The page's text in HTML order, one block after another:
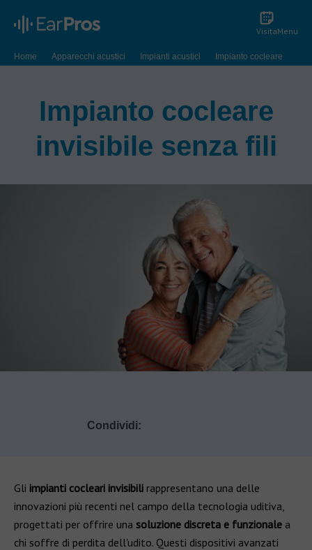
VisitaMenu
Home Apparecchi acustici Impianti acustici
Impianto cocleare
Impianti cocleari invisibili
Impianto cocleare
invisibile senza fili
Condividi:
Gli impianti cocleari invisibili rappresentano una delle
innovazioni più recenti nel campo della tecnologia uditiva,
progettati per offrire una soluzione discreta e funzionale a
chi soffre di perdita dell'udito. Questi dispositivi avanzati